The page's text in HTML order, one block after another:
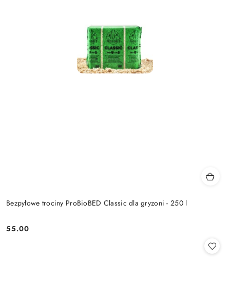
Bezpyłowe trociny ProBioBED Classic dla gryzoni - 250 l
Cena:
55.00